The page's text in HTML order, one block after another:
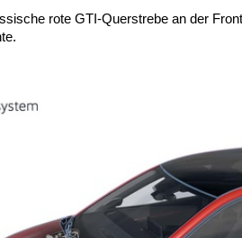
rote GTI-Querstrebe an der